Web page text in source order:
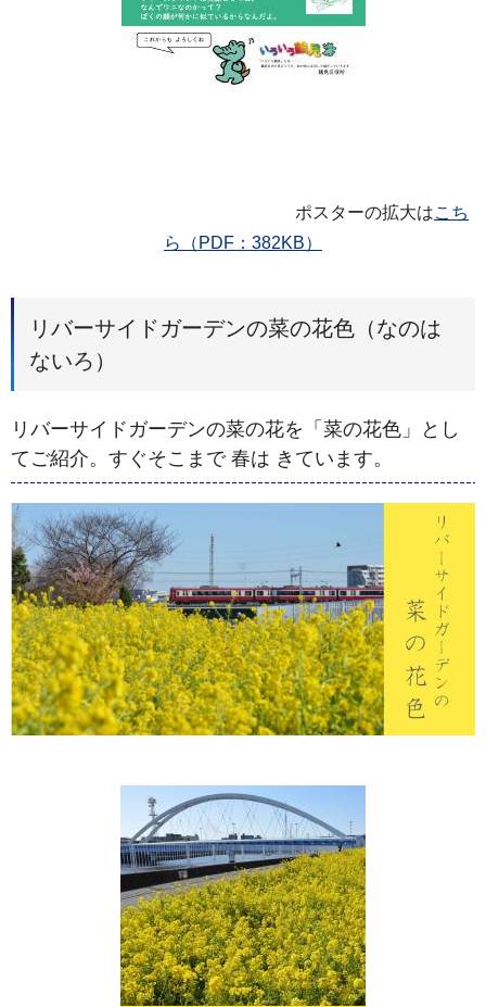
ポスターの拡大はこち
ら（PDF：382KB）
リバーサイドガーデンの菜の花色（なのは
ないろ）
リバーサイドガーデンの菜の花を「菜の花色」とし
てご紹介。すぐそこまで 春は きています。